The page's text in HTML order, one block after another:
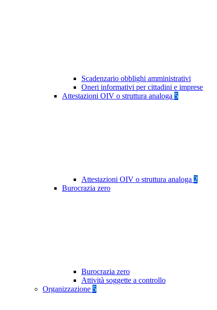
Scadenzario obblighi amministrativi
Oneri informativi per cittadini e imprese
Attestazioni OIV o struttura analoga 5
Attestazioni OIV o struttura analoga 2
Burocrazia zero
Burocrazia zero
Attività soggette a controllo
Organizzazione 5